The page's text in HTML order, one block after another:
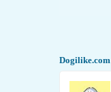
Dogilike.com